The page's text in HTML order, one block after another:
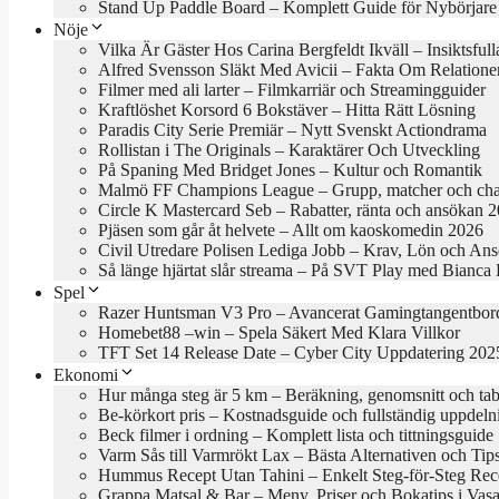
Stand Up Paddle Board – Komplett Guide för Nybörjare
Nöje
Vilka Är Gäster Hos Carina Bergfeldt Ikväll –
Alfred Svensson Släkt Med Avicii – Fakta Om
Filmer med ali larter – Filmkarriär och Streamingguider
Kraftlöshet Korsord 6 Bokstäver – Hitta Rätt Lösning
Paradis City Serie Premiär – Nytt Svenskt Actiondrama
Rollistan i The Originals – Karaktärer Och Utveckling
På Spaning Med Bridget Jones – Kultur och Romantik
Malmö FF Champions League – Grupp, matcher och
Circle K Mastercard Seb – Rabatter, ränta och ansökan
Pjäsen som går åt helvete – Allt om kaoskomedin 2026
Civil Utredare Polisen Lediga Jobb – Krav, Lön och
Så länge hjärtat slår streama – På SVT Play med
Spel
Razer Huntsman V3 Pro – Avancerat
Homebet88 –win – Spela Säkert Med Klara Villkor
TFT Set 14 Release Date – Cyber City Uppdatering
Ekonomi
Hur många steg är 5 km – Beräkning, genomsnitt och
Be-körkort pris – Kostnadsguide och fullständig
Beck filmer i ordning – Komplett lista och tittningsguide
Varm Sås till Varmrökt Lax – Bästa Alternativen och
Hummus Recept Utan Tahini – Enkelt Steg-för-Steg
Grappa Matsal & Bar – Meny, Priser och Bokatips i